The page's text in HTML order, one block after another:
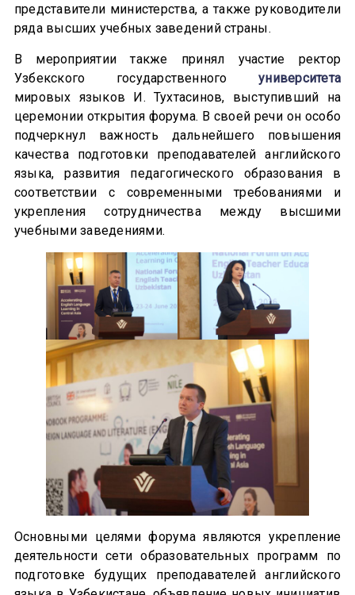
представители министерства, а также руководители
ряда высших учебных заведений страны.
В мероприятии также принял участие ректор
Узбекского государственногоуниверситета
мировых языков И. Тухтасинов, выступивший на
церемонии открытия форума. В своей речи он особо
подчеркнул важность дальнейшего повышения
качества подготовки преподавателей английского
языка, развития педагогического образования в
соответствии с современными требованиями и
укрепления сотрудничества между высшими
учебными заведениями.
Основными целями форума являются укрепление
деятельности сети образовательных программ по
подготовке будущих преподавателей английского